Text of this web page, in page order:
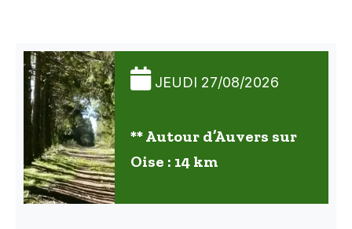
JEUDI 27/08/2026
** Autour d’Auvers sur
Oise : 14 km